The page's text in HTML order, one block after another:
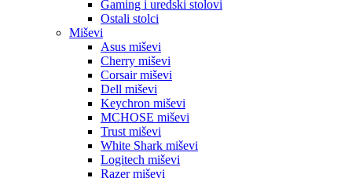
Gaming i uredski stolovi
Ostali stolci
Miševi
Asus miševi
Cherry miševi
Corsair miševi
Dell miševi
Keychron miševi
MCHOSE miševi
Trust miševi
White Shark miševi
Logitech miševi
Razer miševi